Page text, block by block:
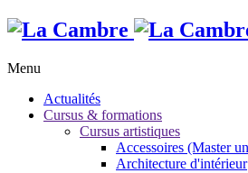
Menu
Actualités
Cursus & formations
Cursus artistiques
Accessoires (Master
Architecture d'intérieur